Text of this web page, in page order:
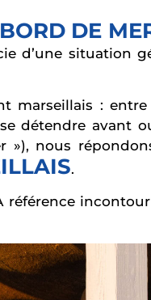
DE
d’une situation
marseillais :
détendre avant
nous
.